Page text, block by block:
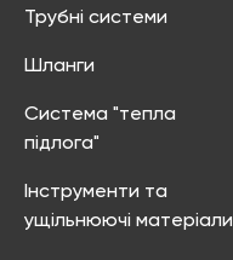
Трубні системи
Шланги
Система "тепла
підлога"
Інструменти та
ущільнюючі матеріали